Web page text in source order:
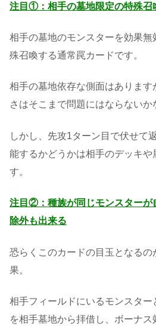
注目①：相手の墓地限定の特殊召
相手の墓地のモンスターを効果
殊召喚する通常罠カードです。
相手の墓地依存な側面はありま
さはそこまで問題にはならないか
しかし、先攻1ターン目で伏せて
能するかどうかは相手のデッキ
す。
注目②：種族が同じモンスターが
除外も出来る
恐らくこのカードの目玉となるの
果。
相手フィールドにいるモンスタ
を相手墓地から拝借し、ボーナ